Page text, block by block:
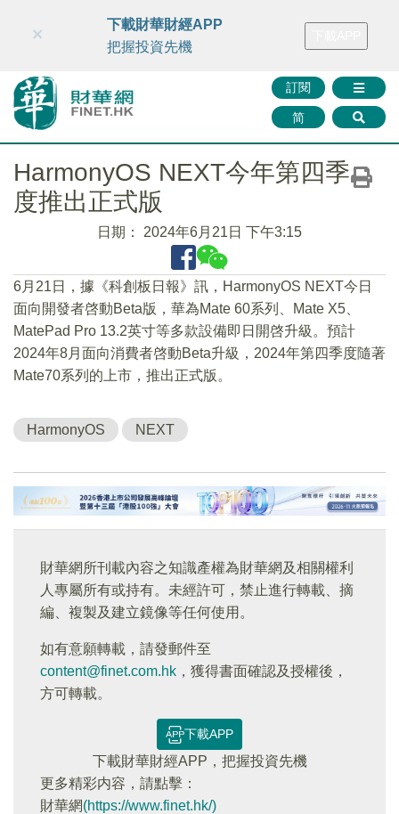
財華智庫網 FINTV FINMETA 財華證券 媒體矩陣
訂閱
简
×
下載財華財經APP
把握投資先機
HarmonyOS NEXT今年第四季
度推出正式版
日期： 2024年6月21日 下午3:15
6月21日，據《科創板日報》訊，HarmonyOS NEXT今日
面向開發者啓動Beta版，華為Mate 60系列、Mate X5、
MatePad Pro 13.2英寸等多款設備即日開啓升級。預計
2024年8月面向消費者啓動Beta升級，2024年第四季度隨著
Mate70系列的上市，推出正式版。
HarmonyOS NEXT
財華網所刊載內容之知識產權為財華網及相關權利
人專屬所有或持有。未經許可，禁止進行轉載、摘
編、複製及建立鏡像等任何使用。
如有意願轉載，請發郵件至
content@finet.com.hk ，獲得書面確認及授權後，
方可轉載。
下載APP
下載財華財經APP，把握投資先機
更多精彩内容，請點擊：
財華網(https://www.finet.hk/)